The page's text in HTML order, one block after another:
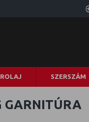
SZERSZÁM
GARNITÚRA